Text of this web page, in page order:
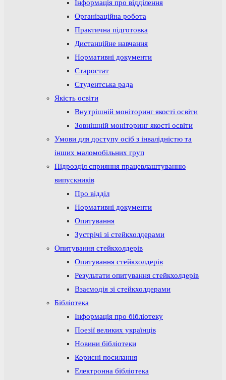
Інформація про відділення
Організаційна робота
Практична підготовка
Дистанційне навчання
Нормативні документи
Старостат
Студентська рада
Якість освіти
Внутрішній моніторинг якості освіти
Зовнішній моніторинг якості освіти
Умови для доступу осіб з інвалідністю та
інших маломобільних груп
Підрозділ сприяння працевлаштуванню
випускників
Про відділ
Нормативні документи
Опитування
Зустрічі зі стейкхолдерами
Опитування стейкхолдерів
Опитування стейкхолдерів
Результати опитування стейкхолдерів
Взаємодія зі стейкхолдерами
Бібліотека
Інформація про бібліотеку
Поезії великих українців
Новини бібліотеки
Корисні посилання
Електронна бібліотека